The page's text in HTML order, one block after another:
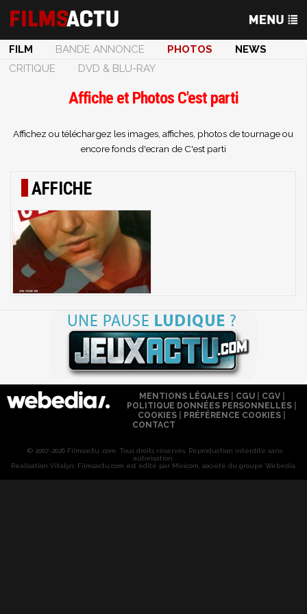
FILM BANDE ANNONCE PHOTOS
NEWS
CRITIQUE
DVD & BLU-RAY
Affiche et Photos C'est parti
Affichez ou téléchargez les images, affiches, photos de tournage ou
encore fonds d'ecran de C'est parti
AFFICHE
MENTIONS LÉGALES| CGU| CGV|
POLITIQUE DONNÉES PERSONNELLES
COOKIES
PRÉFÉRENCE COOKIES
CONTACT
© 2007-2026 Filmsactu .com. Tous droits réservés. Reproduction interdite sans
autorisation.
Réalisation Vitalyn . Filmsactu .com est édité par Mixicom, société du groupe Webedia.